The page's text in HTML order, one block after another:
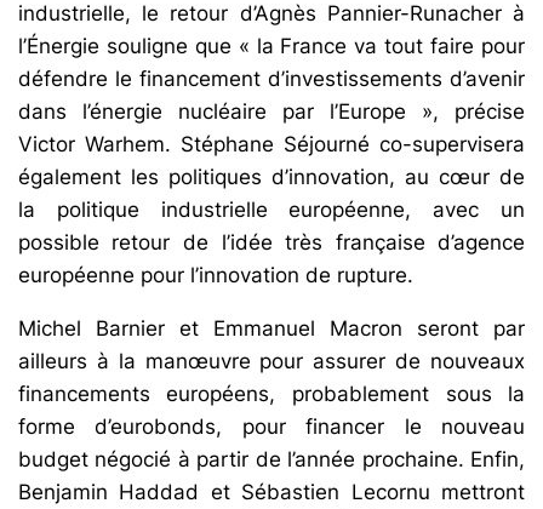
industrielle, le retour d’Agnès Pannier-Runacher à
l’Énergie souligne que « la France va tout faire pour
défendre le financement d’investissements d’avenir
dans l’énergie nucléaire par l’Europe », précise
Victor Warhem. Stéphane Séjourné co-supervisera
également les politiques d’innovation, au cœur de
la politique industrielle européenne, avec un
possible retour de l’idée très française d’agence
européenne pour l’innovation de rupture.
Michel Barnier et Emmanuel Macron seront par
ailleurs à la manœuvre pour assurer de nouveaux
financements européens, probablement sous la
forme d’eurobonds, pour financer le nouveau
budget négocié à partir de l’année prochaine. Enfin,
Benjamin Haddad et Sébastien Lecornu mettront